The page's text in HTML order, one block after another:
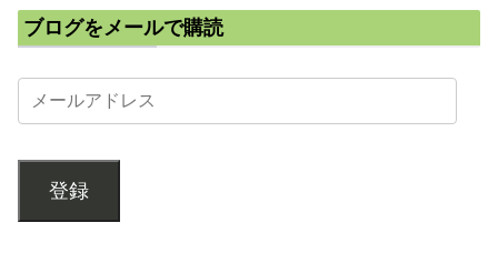
ブログをメールで購読
登録